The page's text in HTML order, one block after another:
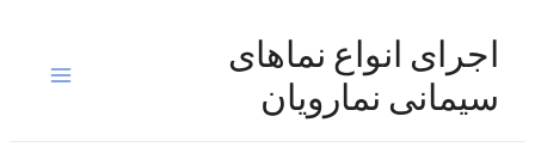
اجرای انواع نماهای
سیمانی نمارویان
Main